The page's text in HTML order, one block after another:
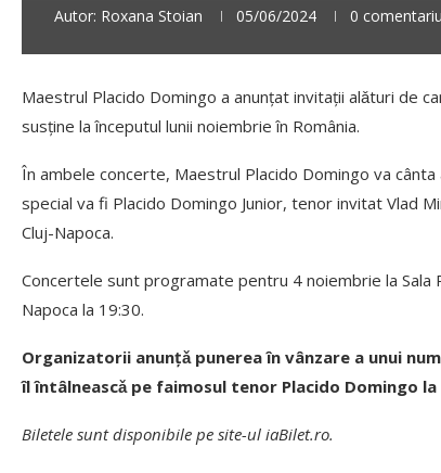
Autor: Roxana Stoian 05/06/2024 0 comentariu
Maestrul Placido Domingo a anunțat invitații alǎturi de
susține la începutul lunii noiembrie în România.
În ambele concerte, Maestrul Placido Domingo va
special va fi Placido Domingo Junior, tenor invitat Vlad
Cluj-Napoca.
Concertele sunt programate pentru 4 noiembrie la Sala
Napoca la 19:30.
Organizatorii anunțǎ punerea în vânzare a unui
îl întâlneascǎ pe faimosul tenor Placido Domingo
Biletele sunt disponibile pe site-ul iaBilet.ro.